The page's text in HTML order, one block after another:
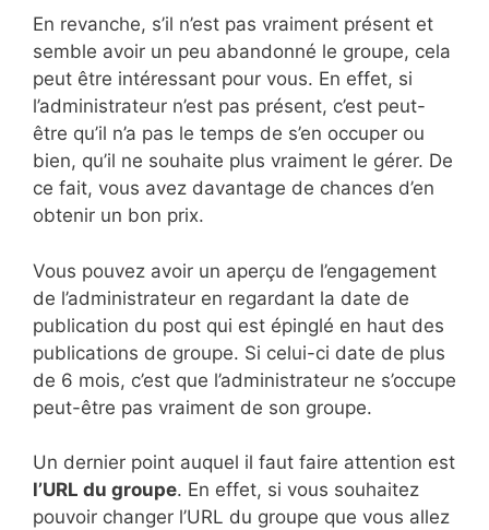
En revanche, s’il n’est pas vraiment présent et
semble avoir un peu abandonné le groupe, cela
peut être intéressant pour vous. En effet, si
l’administrateur n’est pas présent, c’est peut-
être qu’il n’a pas le temps de s’en occuper ou
bien, qu’il ne souhaite plus vraiment le gérer. De
ce fait, vous avez davantage de chances d’en
obtenir un bon prix.
Vous pouvez avoir un aperçu de l’engagement
de l’administrateur en regardant la date de
publication du post qui est épinglé en haut des
publications de groupe. Si celui-ci date de plus
de 6 mois, c’est que l’administrateur ne s’occupe
peut-être pas vraiment de son groupe.
Un dernier point auquel il faut faire attention est
l’URL du groupe. En effet, si vous souhaitez
pouvoir changer l’URL du groupe que vous allez